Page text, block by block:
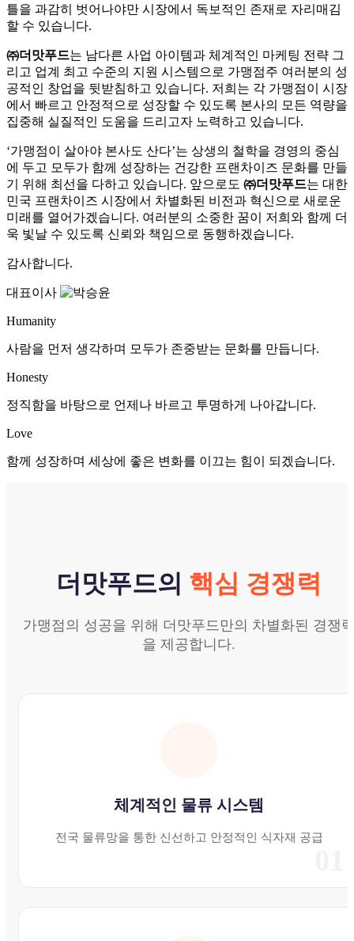
틀을 과감히 벗어나야만 시장에서 독보적인 존재로 자리매김
할 수 있습니다.
㈜더맛푸드는 남다른 사업 아이템과 체계적인 마케팅 전략 그
리고 업계 최고 수준의 지원 시스템으로 가맹점주 여러분의 성
공적인 창업을 뒷받침하고 있습니다. 저희는 각 가맹점이 시장
에서 빠르고 안정적으로 성장할 수 있도록 본사의 모든 역량을
집중해 실질적인 도움을 드리고자 노력하고 있습니다.
‘가맹점이 살아야 본사도 산다’는 상생의 철학을 경영의 중심
에 두고 모두가 함께 성장하는 건강한 프랜차이즈 문화를 만들
기 위해 최선을 다하고 있습니다. 앞으로도 ㈜더맛푸드는 대한
민국 프랜차이즈 시장에서 차별화된 비전과 혁신으로 새로운
미래를 열어가겠습니다. 여러분의 소중한 꿈이 저희와 함께 더
욱 빛날 수 있도록 신뢰와 책임으로 동행하겠습니다.
감사합니다.
대표이사
Humanity
사람을 먼저 생각하며 모두가 존중받는 문화를 만듭니다.
Honesty
정직함을 바탕으로 언제나 바르고 투명하게 나아갑니다.
Love
함께 성장하며 세상에 좋은 변화를 이끄는 힘이 되겠습니다.
더맛푸드의 핵심 경쟁력
가맹점의 성공을 위해 더맛푸드만의 차별화된 경쟁
을 제공합니다.
체계적인 물류 시스템
전국 물류망을 통한 신선하고 안정적인 식자재 공급